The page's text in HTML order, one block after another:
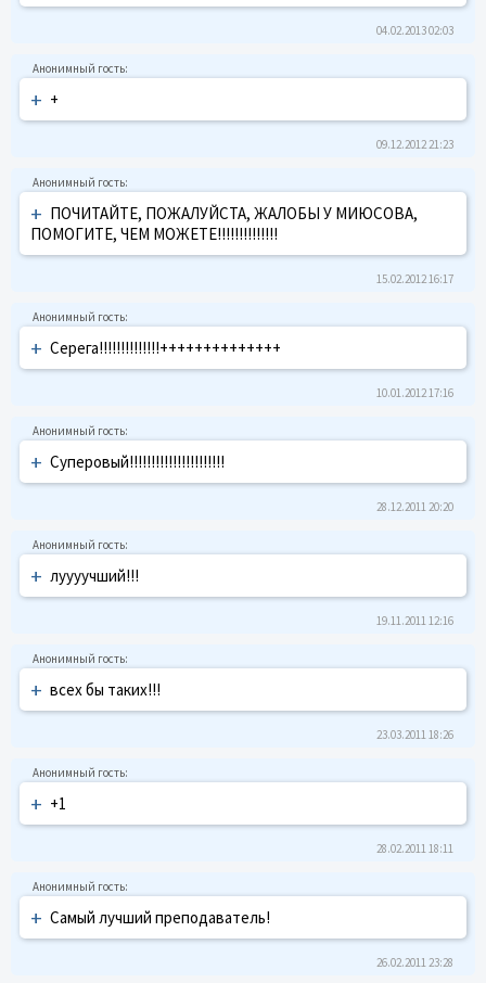
04.02.2013 02:03
+ +
09.12.2012 21:23
+ ПОЧИТАЙТЕ, ПОЖАЛУЙСТА, ЖАЛОБЫ У МИЮСОВА,
ПОМОГИТЕ, ЧЕМ МОЖЕТЕ!!!!!!!!!!!!!!
15.02.2012 16:17
+ Серега!!!!!!!!!!!!!!++++++++++++++
10.01.2012 17:16
+ Суперовый!!!!!!!!!!!!!!!!!!!!!!
28.12.2011 20:20
+ луууучший!!!
19.11.2011 12:16
+ всех бы таких!!!
23.03.2011 18:26
+ +1
28.02.2011 18:11
+ Самый лучший преподаватель!
26.02.2011 23:28